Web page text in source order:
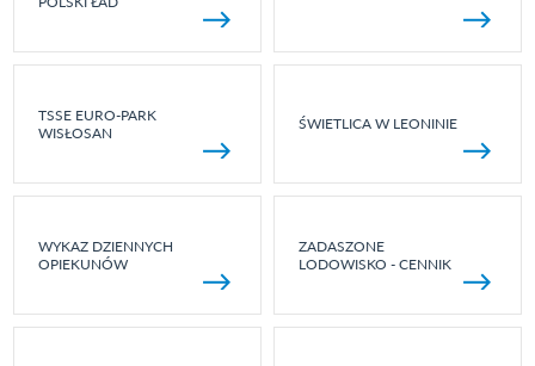
TSSE EURO-PARK
WISŁOSAN
ŚWIETLICA W LEONINIE
WYKAZ DZIENNYCH
OPIEKUNÓW
ZADASZONE
LODOWISKO - CENNIK